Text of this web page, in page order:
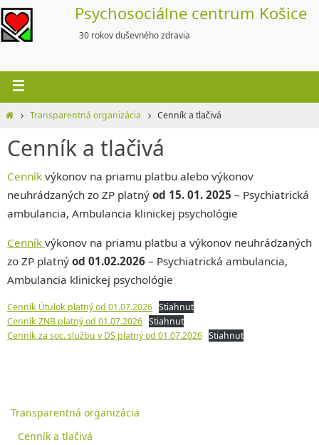
Skip
to
content
Psychosociálne centrum Košice
30 rokov duševného zdravia
HomeTransparentná organizácia Cenník a tlačivá
Cenník a tlačivá
Cenník výkonov na priamu platbu alebo výkonov
neuhrádzaných zo ZP platný od 15. 01. 2025 – Psychiatrická
ambulancia, Ambulancia klinickej psychológie
Cenník výkonov na priamu platbu a výkonov neuhrádzaných
zo ZP platný od 01.02.2026 – Psychiatrická ambulancia,
Ambulancia klinickej psychológie
Cenník Útulok platný od 01.07.2026 Stiahnuť
Cenník ZNB platný od 01.07.2026 Stiahnuť
Cenník za soc. službu v DS platný od 01.07.2026 Stiahnuť
Transparentná organizácia
Cenník a tlačivá